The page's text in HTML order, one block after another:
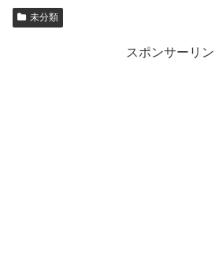
未分類
スポンサーリン